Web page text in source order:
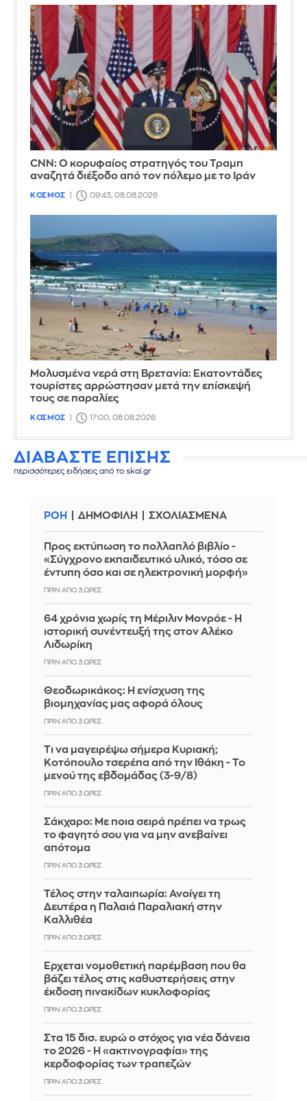
CNN: Ο κορυφαίος στρατηγός του Τραμπ
αναζητά διέξοδο από τον πόλεμο με το Ιράν
ΚΟΣΜΟΣ 09:43, 08.08.2026
Μολυσμένα νερά στη Βρετανία: Εκατοντάδες
τουρίστες αρρώστησαν μετά την επίσκεψή
τους σε παραλίες
ΚΟΣΜΟΣ 17:00, 08.08.2026
ΔΙΑΒΑΣΤΕ ΕΠΙΣΗΣ
περισσότερες ειδήσεις από το skai.gr
ΡΟΗ ΔΗΜΟΦΙΛΗ ΣΧΟΛΙΑΣΜΕΝΑ
Προς εκτύπωση το πολλαπλό βιβλίο -
«Σύγχρονο εκπαιδευτικό υλικό, τόσο σε
έντυπη όσο και σε ηλεκτρονική μορφή»
ΠΡΙΝ ΑΠΌ 3 ΏΡΕΣ
64 χρόνια χωρίς τη Μέριλιν Μονρόε - Η
ιστορική συνέντευξή της στον Αλέκο
Λιδωρίκη
ΠΡΙΝ ΑΠΌ 3 ΏΡΕΣ
Θεοδωρικάκος: Η ενίσχυση της
βιομηχανίας μας αφορά όλους
ΠΡΙΝ ΑΠΌ 3 ΏΡΕΣ
Τι να μαγειρέψω σήμερα Κυριακή;
Κοτόπουλο τσερέπα από την Ιθάκη - Το
μενού της εβδομάδας (3-9/8)
ΠΡΙΝ ΑΠΌ 3 ΏΡΕΣ
Σάκχαρο: Με ποια σειρά πρέπει να τρως
το φαγητό σου για να μην ανεβαίνει
απότομα
ΠΡΙΝ ΑΠΌ 3 ΏΡΕΣ
Τέλος στην ταλαιπωρία: Ανοίγει τη
Δευτέρα η Παλαιά Παραλιακή στην
Καλλιθέα
ΠΡΙΝ ΑΠΌ 3 ΏΡΕΣ
Έρχεται νομοθετική παρέμβαση που θα
βάζει τέλος στις καθυστερήσεις στην
έκδοση πινακίδων κυκλοφορίας
ΠΡΙΝ ΑΠΌ 3 ΏΡΕΣ
Στα 15 δισ. ευρώ ο στόχος για νέα δάνεια
το 2026 - Η «ακτινογραφία» της
κερδοφορίας των τραπεζών
ΠΡΙΝ ΑΠΌ 3 ΏΡΕΣ